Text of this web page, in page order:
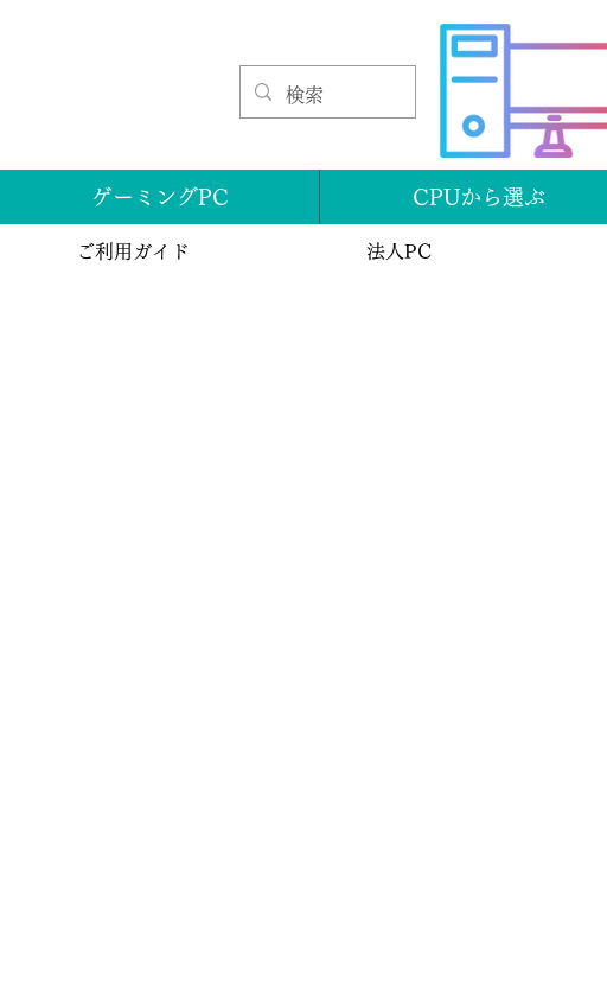
ゲーミングPC CPUから選ぶ
ご利用ガイド 法人PC